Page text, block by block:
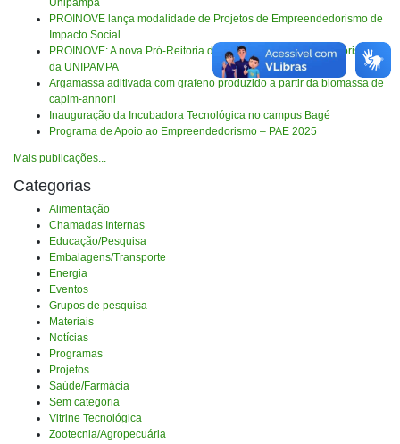
Unipampa
PROINOVE lança modalidade de Projetos de Empreendedorismo de
Impacto Social
PROINOVE: A nova Pró-Reitoria de Inovação e Empreendedorismo
da UNIPAMPA
Argamassa aditivada com grafeno produzido a partir da biomassa de
capim-annoni
Inauguração da Incubadora Tecnológica no campus Bagé
Programa de Apoio ao Empreendedorismo – PAE 2025
Mais publicações...
Categorias
Alimentação
Chamadas Internas
Educação/Pesquisa
Embalagens/Transporte
Energia
Eventos
Grupos de pesquisa
Materiais
Notícias
Programas
Projetos
Saúde/Farmácia
Sem categoria
Vitrine Tecnológica
Zootecnia/Agropecuária